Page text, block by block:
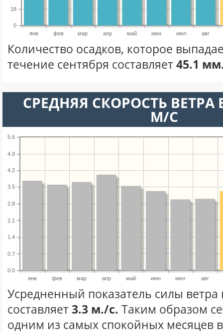
янв фев мар апр май июн июл авг
0
18
Количество осадков, которое
течение сентября составляет45.1
СРЕДНЯЯ СКОРОСТЬ ВЕТРА
М/С
янв фев мар апр май июн июл авг
0.0
0.7
1.4
2.1
2.8
3.5
4.2
4.9
5.6
Усредненный показатель силы ветра
составляет3.3 м./с. Таким образом
одним из самых спокойных месяцев